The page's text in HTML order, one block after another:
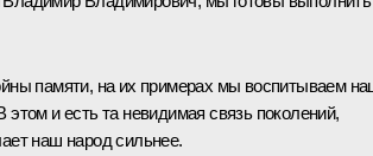
памяти, на их примерах мы воспитываем
и есть та невидимая связь поколений,
наш народ сильнее.